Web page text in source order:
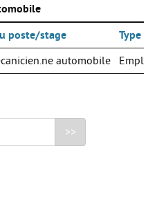
?
poste/stage Type
automobile Emploi